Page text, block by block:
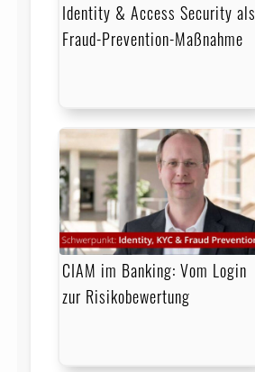
Identity & Access Security als
Fraud-Prevention-Maßnahme
CIAM im Banking: Vom Login
zur Risikobewertung